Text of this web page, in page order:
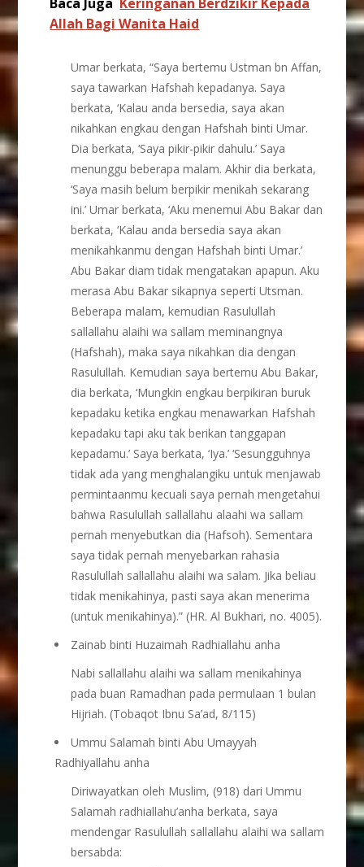
Allah Bagi Wanita Haid
Umar berkata, “Saya bertemu Ustman bn Affan,
saya tawarkan Hafshah kepadanya. Saya
berkata, ‘Kalau anda bersedia, saya akan
nikahkan engkau dengan Hafshah binti Umar.
Dia berkata, ‘Saya pikir-pikir dahulu.’ Saya
menunggu beberapa malam. Akhir dia berkata,
‘Saya masih belum berpikir menikah sekarang
ini.’ Umar berkata, ‘Aku menemui Abu Bakar dan
berkata, ‘Kalau anda bersedia saya akan
menikahkanmu dengan Hafshah binti Umar.’
Abu Bakar diam tidak mengatakan apapun. Aku
merasa Abu Bakar sikapnya seperti Utsman.
Beberapa malam, kemudian Rasulullah
sallallahu alaihi wa sallam meminangnya
(Hafshah), maka saya nikahkan dia dengan
Rasulullah. Kemudian saya bertemu Abu Bakar,
dia berkata, ‘Mungkin engkau berpikiran buruk
kepadaku ketika engkau menawarkan Hafshah
kepadaku tapi aku tak berikan tanggapan
kepadamu.’ Saya berkata, ‘Iya.’ ‘Sesungguhnya
tidak ada yang menghalangiku untuk menjawab
permintaanmu kecuali saya pernah mengetahui
bahwa Rasulullah sallallahu alaahi wa sallam
pernah menyebutkan dia (Hafsoh). Sementara
saya tidak pernah menyebarkan rahasia
Rasulullah sallallahu alaihi wa salam. Jika beliau
tidak menikahinya, pasti saya akan menerima
(untuk menikahinya).” (HR. Al Bukhari, no. 4005).
Zainab binti Huzaimah Radhiallahu anha
Nabi sallallahu alaihi wa sallam menikahinya
pada buan Ramadhan pada permulaan 1 bulan
Hijriah. (Tobaqot Ibnu Sa’ad, 8/115)
Ummu Salamah binti Abu Umayyah
Radhiyallahu anha
Diriwayatkan oleh Muslim, (918) dari Ummu
Salamah radhiallahu’anha berkata, saya
mendengar Rasulullah sallallahu alaihi wa sallam
bersabda: